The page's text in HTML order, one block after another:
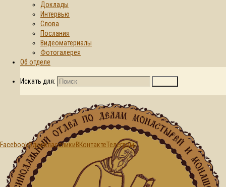
Доклады
Интервью
Слова
Послания
Видеоматериалы
Фотогалерея
Об отделе
Искать для:
FacebookОдноклассникиВКонтактеТелеграм
© 2015-2026. Синодальный отдел по
делам монастырей и монашеству БПЦ